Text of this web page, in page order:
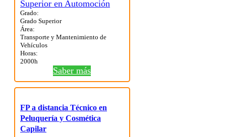
Grado:
Grado Superior
Área:
Transporte y Mantenimiento de
Vehículos
Horas:
2000h
Saber más
FP a distancia Técnico en
Peluquería y Cosmética
Capilar